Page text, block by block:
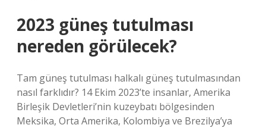
2023 güneş tutulması
nereden görülecek?
Tam güneş tutulması halkalı güneş tutulmasından
nasıl farklıdır? 14 Ekim 2023’te insanlar, Amerika
Birleşik Devletleri’nin kuzeybatı bölgesinden
Meksika, Orta Amerika, Kolombiya ve Brezilya’ya